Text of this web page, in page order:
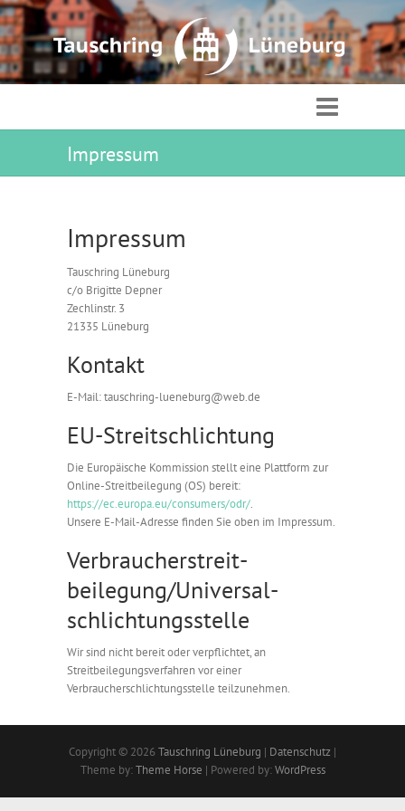
Impressum
Impressum
Tauschring Lüneburg
c/o Brigitte Depner
Zechlinstr. 3
21335 Lüneburg
Kontakt
E-Mail: tauschring-lueneburg@web.de
EU-Streitschlichtung
Die Europäische Kommission stellt eine Plattform zur
Online-Streitbeilegung (OS) bereit:
https://ec.europa.eu/consumers/odr/.
Unsere E-Mail-Adresse finden Sie oben im Impressum.
Verbraucher­streit­
beilegung/Universal­
schlichtungs­stelle
Wir sind nicht bereit oder verpflichtet, an
Streitbeilegungsverfahren vor einer
Verbraucherschlichtungsstelle teilzunehmen.
Copyright © 2026Tauschring Lüneburg | Datenschutz |
Theme by:Theme Horse | Powered by:WordPress